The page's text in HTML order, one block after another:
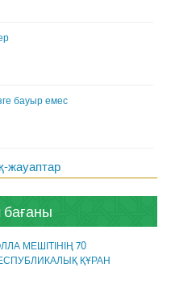
бауыр емес
жауаптар
МЕШІТІНІҢ 70
ҚҰРАН